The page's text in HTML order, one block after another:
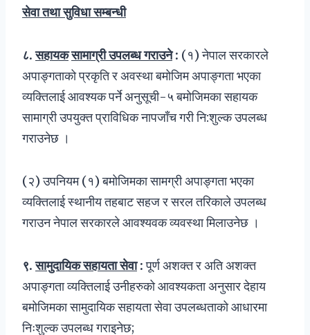
सेवा तथा सुविधा सम्बन्धी
८.सहायकसामाग्री उपलब्ध गराउने: (१) नेपाल सरकारले
अपाङ्गताको प्रकृति र अवस्था बमोजिम अपाङ्गता भएका
व्यक्तिलाई आवश्यक पर्ने अनुसूची-५ बमोजिमका सहायक
सामाग्री उपयुक्त प्राविधिक नापजाँच गरी नि:शुल्क उपलब्ध
गराउनेछ ।
(२) उपनियम (१) बमोजिमका सामग्री अपाङ्गता भएका
व्यक्तिलाई स्थानीय तहबाट सहज र सरल तरिकाले उपलब्ध
गराउन नेपाल सरकारले आवश्यवक व्यवस्था मिलाउनेछ ।
९.सामुदायिक सहायता सेवा :पूर्ण अशक्त र अति अशक्त
अपाङ्गता व्यक्तिलाई उनीहरुको आवश्यकता अनुसार देहाय
बमोजिमका सामुदायिक सहायता सेवा उपलब्धताको आधारमा
निःशुल्क उपलब्ध गराइनेछ;